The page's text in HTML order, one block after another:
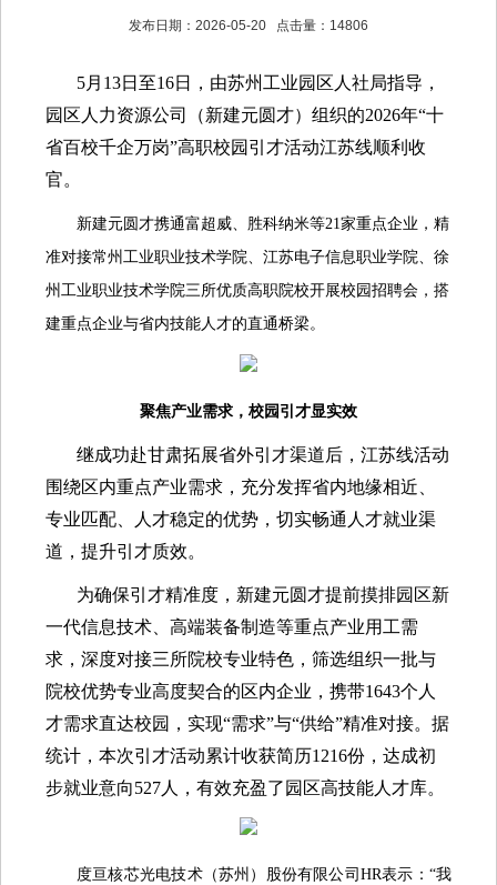
发布日期：2026-05-20 点击量：14806
5月13日至16日，由苏州工业园区人社局指导，
园区人力资源公司（新建元圆才）组织的2026年“十
省百校千企万岗”高职校园引才活动江苏线顺利收
官。
新建元圆才携通富超威、胜科纳米等21家重点企业，精
准对接常州工业职业技术学院、江苏电子信息职业学院、徐
州工业职业技术学院三所优质高职院校开展校园招聘会，搭
建重点企业与省内技能人才的直通桥梁。
聚焦产业需求，校园引才显实效
继成功赴甘肃拓展省外引才渠道后，江苏线活动
围绕区内重点产业需求，充分发挥省内地缘相近、
专业匹配、人才稳定的优势，切实畅通人才就业渠
道，提升引才质效。
为确保引才精准度，新建元圆才提前摸排园区新
一代信息技术、高端装备制造等重点产业用工需
求，深度对接三所院校专业特色，筛选组织一批与
院校优势专业高度契合的区内企业，携带1643个人
才需求直达校园，实现“需求”与“供给”精准对接。据
统计，本次引才活动累计收获简历1216份，达成初
步就业意向527人，有效充盈了园区高技能人才库。
度亘核芯光电技术（苏州）股份有限公司HR表示：“我